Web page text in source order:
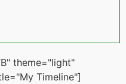
theme="light"
Timeline"]